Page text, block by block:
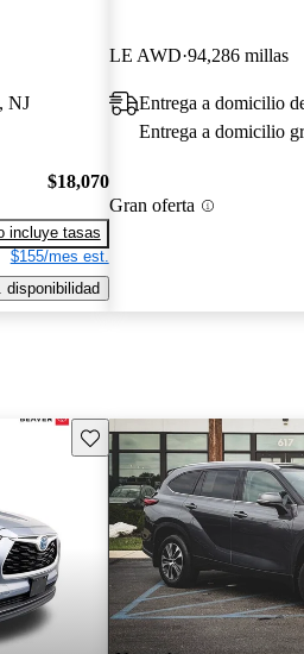
NJ
$18,070
incluye tasas
$155/mes est.
disponibilidad
LE AWD 94,286 millas
Entrega a domicilio
Entrega a domicilio
Gran oferta
Guarda este Aviso